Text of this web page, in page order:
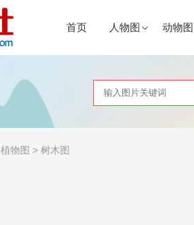
首页 人物图 动物图
植物图 > 树木图